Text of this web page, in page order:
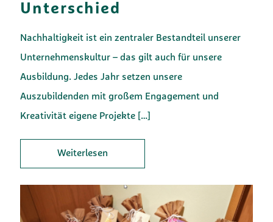
Unterschied
Nachhaltigkeit ist ein zentraler Bestandteil unserer
Unternehmenskultur – das gilt auch für unsere
Ausbildung. Jedes Jahr setzen unsere
Auszubildenden mit großem Engagement und
Kreativität eigene Projekte […]
Weiterlesen